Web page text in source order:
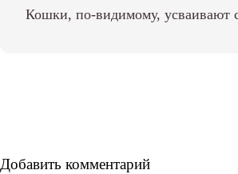
Кошки, по-видимому, усваивают
Добавить комментарий